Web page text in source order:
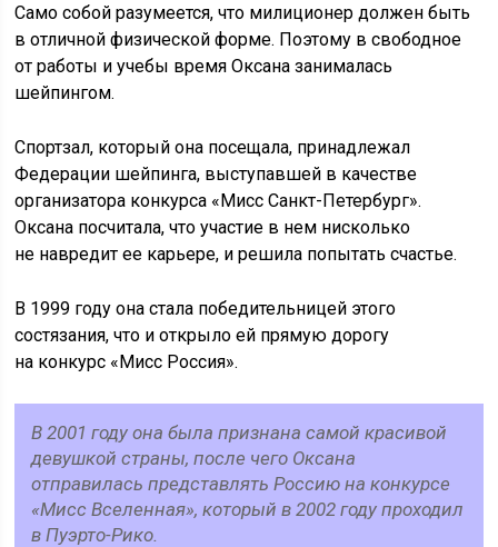
Само собой разумеется, что милиционер должен быть
в отличной физической форме. Поэтому в свободное
от работы и учебы время Оксана занималась
шейпингом.
Спортзал, который она посещала, принадлежал
Федерации шейпинга, выступавшей в качестве
организатора конкурса «Мисс Санкт-Петербург».
Оксана посчитала, что участие в нем нисколько
не навредит ее карьере, и решила попытать счастье.
В 1999 году она стала победительницей этого
состязания, что и открыло ей прямую дорогу
на конкурс «Мисс Россия».
В 2001 году она была признана самой красивой
девушкой страны, после чего Оксана
отправилась представлять Россию на конкурсе
«Мисс Вселенная», который в 2002 году проходил
в Пуэрто-Рико.